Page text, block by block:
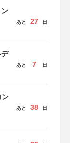
ン
あと 27 日
デ
あと 7 日
ン
あと 38 日